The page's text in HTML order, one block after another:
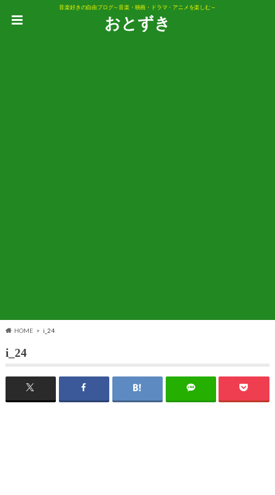
音楽好きの自由ブログ～音楽・映画・ドラマ・アニメを楽しむ～
おとずき
HOME i_24
i_24